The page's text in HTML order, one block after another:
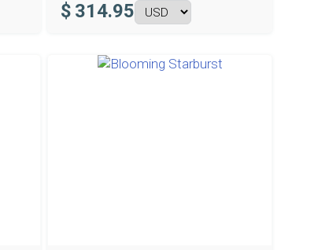
$ 314.95